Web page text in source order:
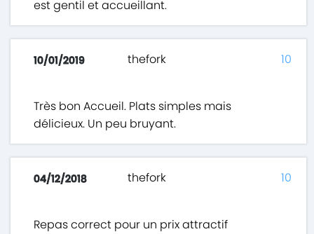
est gentil et accueillant.
10/01/2019 thefork
Très bon Accueil. Plats simples mais
délicieux. Un peu bruyant.
10
04/12/2018 thefork
Repas correct pour un prix attractif
10